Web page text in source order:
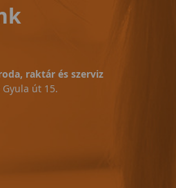
raktár és szerviz
út 15.